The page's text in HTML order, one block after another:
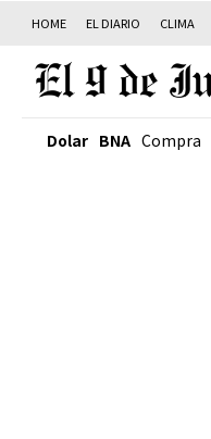
HOME EL DIARIO CLIMA
Dolar BNA Compra